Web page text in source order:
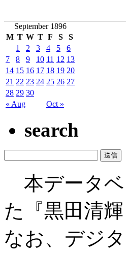
September 1896
M T W T F S S
« Aug Oct »
1 2 3 4 5
6
7
8 9 10 11 12 13
14 15 16 17 18 19 20
21 22 23 24 25 26 27
28 29 30
search
本データベ
た『黒田清
なお、デジ